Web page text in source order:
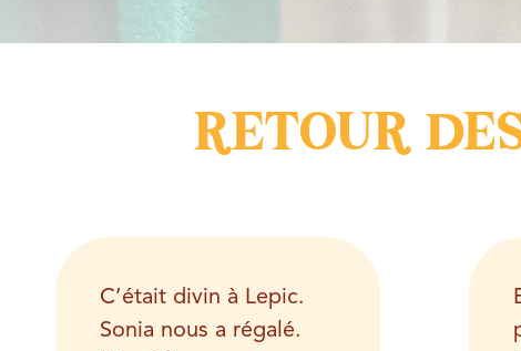
RETOUR
C’était divin à Lepic.
Sonia nous a régalé.